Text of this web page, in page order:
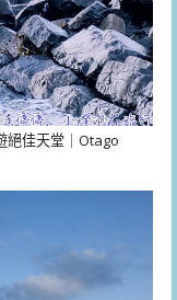
絕佳天堂｜Otago